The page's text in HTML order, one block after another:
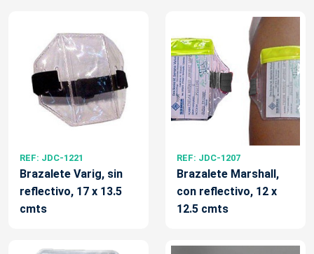
REF: JDC-1221
Brazalete Varig, sin
reflectivo, 17 x 13.5
cmts
REF: JDC-1207
Brazalete Marshall,
con reflectivo, 12 x
12.5 cmts